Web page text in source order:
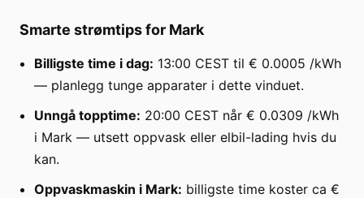
Smarte strømtips for Mark
Billigste time i dag: 13:00 CEST til € 0.0005 /kWh
— planlegg tunge apparater i dette vinduet.
Unngå topptime: 20:00 CEST når € 0.0309 /kWh
i Mark — utsett oppvask eller elbil-lading hvis du
kan.
Oppvaskmaskin i Mark: billigste time koster ca €